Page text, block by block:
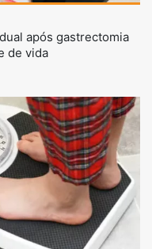
após gastrectomia
de vida